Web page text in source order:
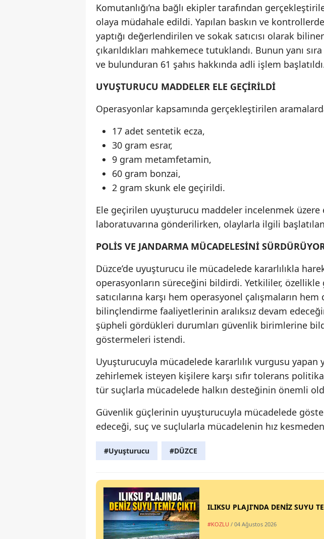
Komutanlığı’na bağlı ekipler tarafından
olaya müdahale edildi. Yapılan baskın ve
yaptığı değerlendirilen ve sokak satıcısı olarak
çıkarıldıkları mahkemece tutuklandı. Bunun yanı
ve bulunduran 61 şahıs hakkında adli işlem
UYUŞTURUCU MADDELER ELE GEÇİRİLDİ
Operasyonlar kapsamında gerçekleştirilen
17 adet sentetik ecza,
30 gram esrar,
9 gram metamfetamin,
60 gram bonzai,
2 gram skunk ele geçirildi.
Ele geçirilen uyuşturucu maddeler incelenmek
laboratuvarına gönderilirken, olaylarla ilgili
POLİS VE JANDARMA MÜCADELESİNİ
Düzce’de uyuşturucu ile mücadelede kararlılıkla
operasyonların süreceğini bildirdi. Yetkililer,
satıcılarına karşı hem operasyonel çalışmaların hem
bilinçlendirme faaliyetlerinin aralıksız devam
şüpheli gördükleri durumları güvenlik birimlerine
göstermeleri istendi.
Uyuşturucuyla mücadelede kararlılık vurgusu
zehirlemek isteyen kişilere karşı sıfır tolerans
tür suçlarla mücadelede halkın desteğinin önemli
Güvenlik güçlerinin uyuşturucuyla mücadelede
edeceği, suç ve suçlularla mücadelenin hız
#Uyuşturucu #DÜZCE
ILIKSU PLAJI’NDA DENİZ SUYU
#KOZLU / 04 Ağustos 2026